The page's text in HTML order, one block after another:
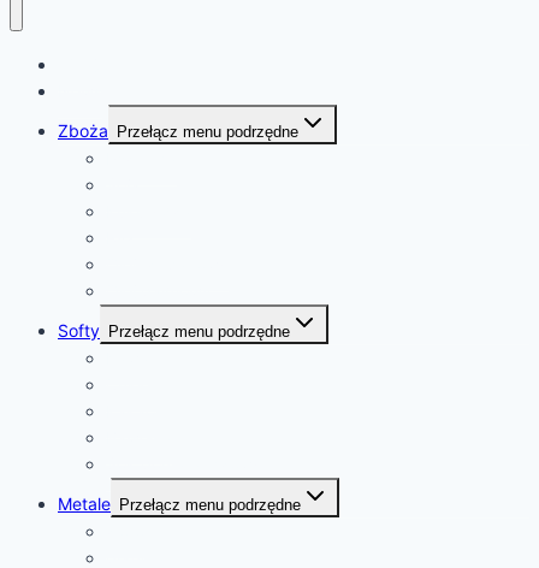
Zboża
Przełącz menu podrzędne
Softy Przełącz menu podrzędne
Metale Przełącz menu podrzędne